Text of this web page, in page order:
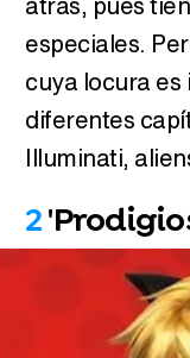
especiales.
cuya locura es
diferentes
Illuminati,
2